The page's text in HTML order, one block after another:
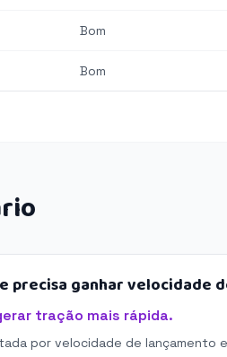
Bom
Bom
precisa ganhar velocidade
tração mais rápida.
por velocidade de lançamento